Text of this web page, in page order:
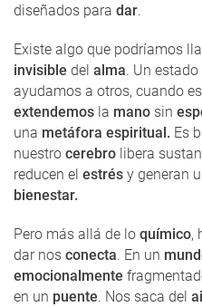
diseñados para dar.
Existe algo que podríamos
invisible del alma. Un
ayudamos a otros, cuando
extendemos la mano sin
una metáfora espiritual. Es
nuestro cerebro libera
reducen el estrés y generan
bienestar.
Pero más allá de lo químico,
dar nos conecta. En un
emocionalmente
en un puente. Nos saca del